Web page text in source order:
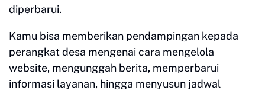
diperbarui.
Kamu bisa memberikan pendampingan kepada
perangkat desa mengenai cara mengelola
website, mengunggah berita, memperbarui
informasi layanan, hingga menyusun jadwal